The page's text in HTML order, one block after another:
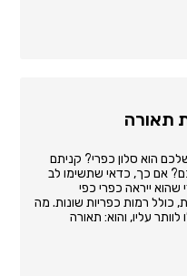
תאורה
הוא סלון כפרי? קניתם
אם כך, כדאי שתשימו לב
ייראה כפרי כפי
רמות כפריות שונות. מה
עליו, והוא: תאורה